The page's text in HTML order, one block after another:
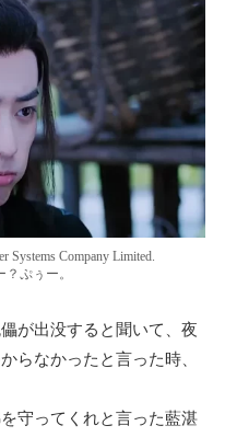
Systems Company Limited.
ぷぅー。
が出没すると聞いて、夜
らなかったと言った時、
守ってくれと言った藍湛